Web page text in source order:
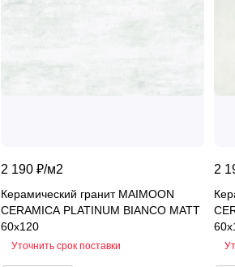
2 190 ₽/м2
Керамический гранит MAIMOON
CERAMICA PLATINUM BIANCO MATT
60x120
Уточнить срок поставки
2